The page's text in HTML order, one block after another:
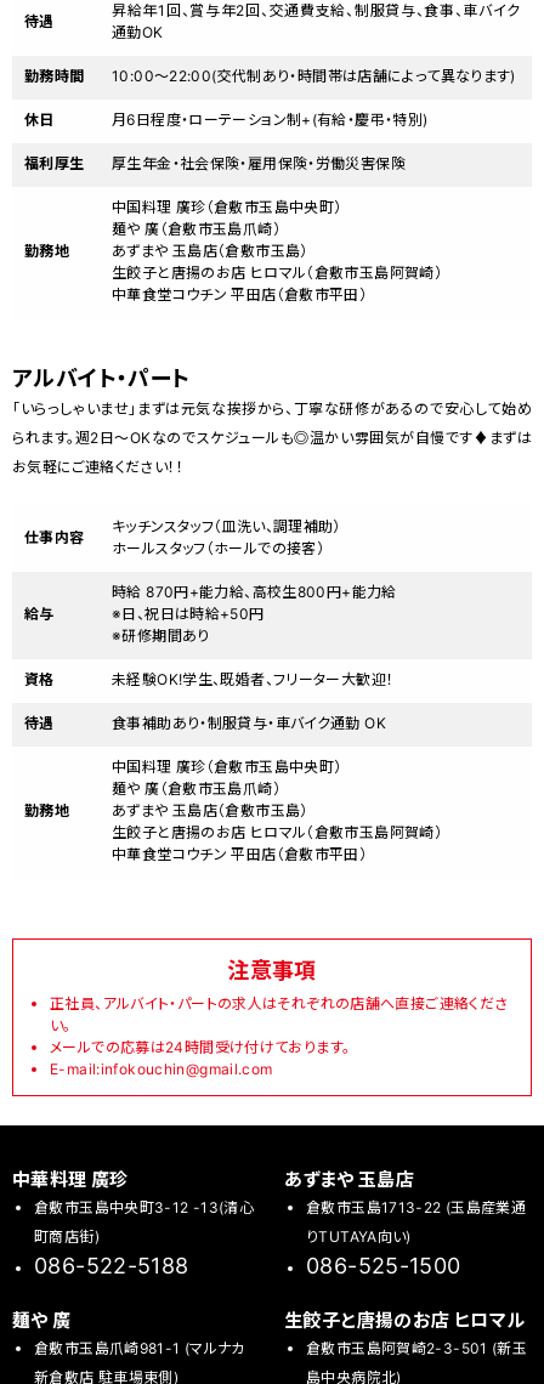
待遇
昇給年1回、賞与年2回、交通費支給、制服貸与、食事、車バイク
通勤OK
勤務時間 10:00～22:00(交代制あり・時間帯は店舗によって異なります)
休日 月6日程度・ローテーション制+(有給・慶弔・特別)
福利厚生 厚生年金・社会保険・雇用保険・労働災害保険
勤務地
中国料理 廣珍（倉敷市玉島中央町）
麺や 廣（倉敷市玉島爪崎）
あずまや 玉島店（倉敷市玉島）
生餃子と唐揚のお店 ヒロマル（倉敷市玉島阿賀崎）
中華食堂コウチン 平田店（倉敷市平田）
アルバイト・パート
「いらっしゃいませ」まずは元気な挨拶から、丁寧な研修があるので安心して始め
られます。週2日～OKなのでスケジュールも◎温かい雰囲気が自慢です♦まずは
お気軽にご連絡ください！！
仕事内容
キッチンスタッフ（皿洗い、調理補助）
ホールスタッフ（ホールでの接客）
給与
時給 870円+能力給、高校生800円+能力給
※日、祝日は時給+50円
※研修期間あり
資格 未経験OK!学生、既婚者、フリーター大歓迎！
待遇 食事補助あり・制服貸与・車バイク通勤 OK
勤務地
中国料理 廣珍（倉敷市玉島中央町）
麺や 廣（倉敷市玉島爪崎）
あずまや 玉島店（倉敷市玉島）
生餃子と唐揚のお店 ヒロマル（倉敷市玉島阿賀崎）
中華食堂コウチン 平田店（倉敷市平田）
注意事項
正社員、アルバイト・パートの求人はそれぞれの店舗へ直接ご連絡くださ
い。
メールでの応募は24時間受け付けております。
E-mail:infokouchin@gmail.com
中華料理 廣珍
倉敷市玉島中央町3-12 -13(清心
町商店街)
086-522-5188
あずまや 玉島店
倉敷市玉島1713-22 (玉島産業通
りTUTAYA向い)
086-525-1500
麺や 廣
倉敷市玉島爪崎981-1 (マルナカ
新倉敷店 駐車場東側)
生餃子と唐揚のお店 ヒロマル
倉敷市玉島阿賀崎2-3-501 (新玉
島中央病院北)